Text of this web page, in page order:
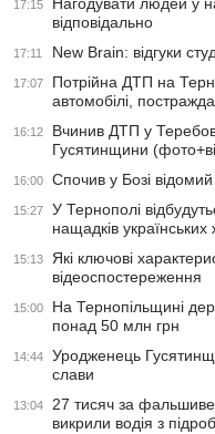
17:15
відповідально
17:11 New Brain: відгуки
17:07
Потрійна ДТП на
автомобілі,
16:12
Вчинив ДТП у
Гусятинщини
16:00 Спочив у Бозі
15:27
У Тернополі
нащадків
15:13
Які ключові
відеоспостереження
15:00
На Тернопільщині
понад 50 млн грн
14:44
Уродженець
слави
13:04
27 тисяч за фальшиве
викрили водія з